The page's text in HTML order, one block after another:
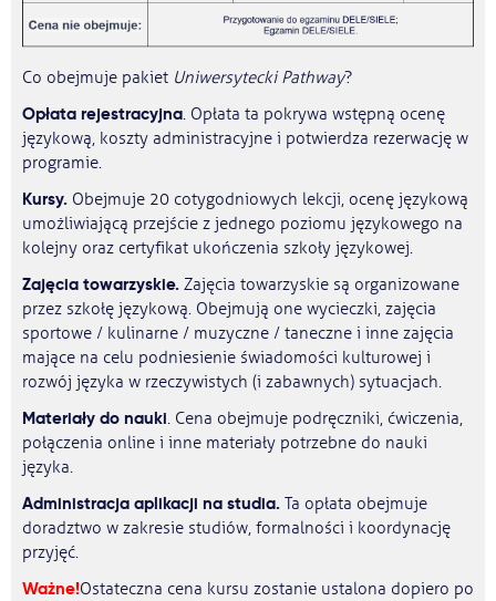
Co obejmuje pakiet Uniwersytecki Pathway?
Opłata rejestracyjna. Opłata ta pokrywa wstępną ocenę
językową, koszty administracyjne i potwierdza rezerwację w
programie.
Kursy. Obejmuje 20 cotygodniowych lekcji, ocenę językową
umożliwiającą przejście z jednego poziomu językowego na
kolejny oraz certyfikat ukończenia szkoły językowej.
Zajęcia towarzyskie. Zajęcia towarzyskie są organizowane
przez szkołę językową. Obejmują one wycieczki, zajęcia
sportowe / kulinarne / muzyczne / taneczne i inne zajęcia
mające na celu podniesienie świadomości kulturowej i
rozwój języka w rzeczywistych (i zabawnych) sytuacjach.
Materiały do nauki. Cena obejmuje podręczniki, ćwiczenia,
połączenia online i inne materiały potrzebne do nauki
języka.
Administracja aplikacji na studia. Ta opłata obejmuje
doradztwo w zakresie studiów, formalności i koordynację
przyjęć.
Ważne!Ostateczna cena kursu zostanie ustalona dopiero po